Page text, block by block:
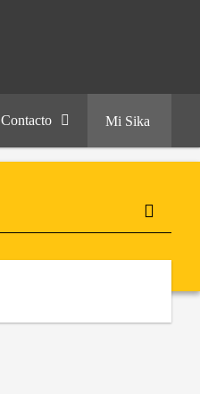
Contacto Mi Sika